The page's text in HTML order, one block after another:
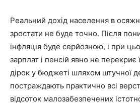
Реальний дохід населення в
зростати не буде точно. Після
інфляція буде серйозною, і при
зарплат і пенсій явно не перекриє
дірок у бюджеті шляхом штучної
постраждають практично всі
відсоток малозабезпечених